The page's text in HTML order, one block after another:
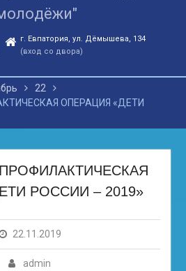
г. Евпатория, ул. Дёмышева, 134
(вход со двора)
22
ОПЕРАЦИЯ «ДЕТИ
РОССИИ – 2019»
22.11.2019
admin